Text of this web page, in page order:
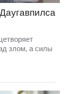
злом, а силы